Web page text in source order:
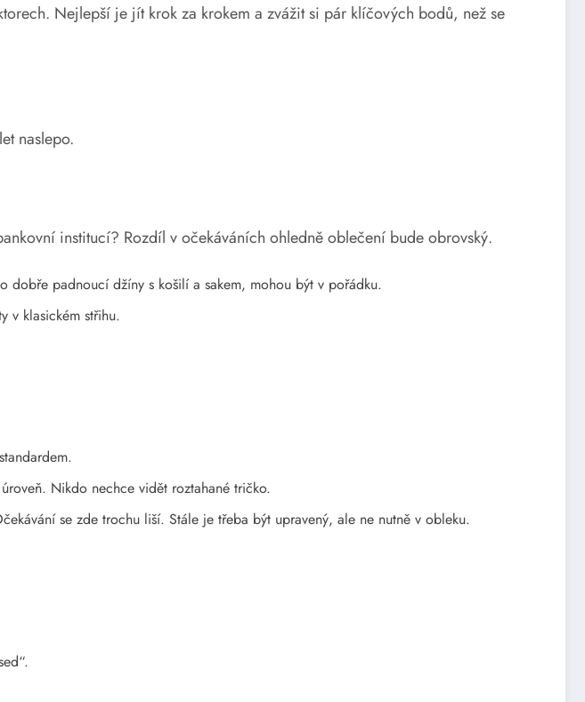
Nejlepší je jít krok za krokem a zvážit si pár klíčových bodů, než se
naslepo.
institucí? Rozdíl v očekáváních ohledně oblečení bude obrovský.
padnoucí džíny s košilí a sakem, mohou být v pořádku.
v klasickém střihu.
Nikdo nechce vidět roztahané tričko.
se zde trochu liší. Stále je třeba být upravený, ale ne nutně v obleku.